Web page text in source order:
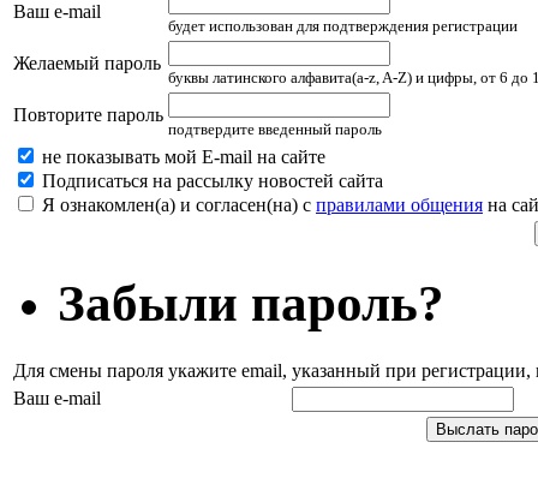
Ваш e-mail
будет использован для подтверждения регистрации
Желаемый пароль
буквы латинского алфавита(a-z, A-Z) и цифры, от 6 до
Повторите пароль
подтвердите введенный пароль
не показывать мой E-mail на сайте
Подписаться на рассылку новостей сайта
Я ознакомлен(а) и согласен(на) с правилами общения на
Забыли пароль?
Для смены пароля укажите email, указанный при
Ваш e-mail